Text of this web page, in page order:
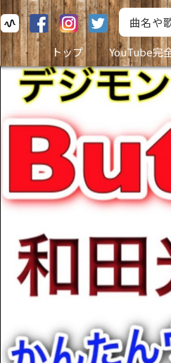
トップ
YouTube完